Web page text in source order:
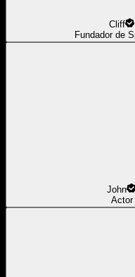
Cliff
Fundador de
John
Actor